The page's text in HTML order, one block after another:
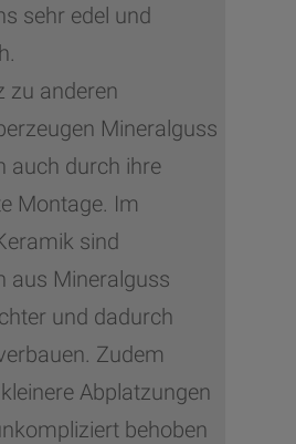
sehr edel und
zu anderen
Mineralguss
auch durch ihre
Montage. Im
sind
aus Mineralguss
und dadurch
Zudem
Abplatzungen
behoben